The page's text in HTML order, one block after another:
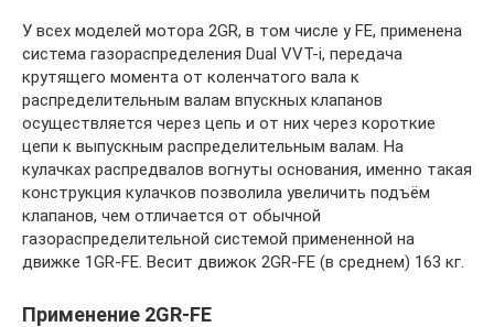
У всех моделей мотора 2GR, в том числе у FE, применена
система газораспределения Dual VVT-i, передача
крутящего момента от коленчатого вала к
распределительным валам впускных клапанов
осуществляется через цепь и от них через короткие
цепи к выпускным распределительным валам. На
кулачках распредвалов вогнуты основания, именно такая
конструкция кулачков позволила увеличить подъём
клапанов, чем отличается от обычной
газораспределительной системой примененной на
движке 1GR-FE. Весит движок 2GR-FE (в среднем) 163 кг.
Применение 2GR-FE